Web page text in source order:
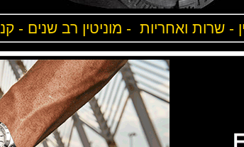
- שרות ואחריות - מוניטין רב שנים -